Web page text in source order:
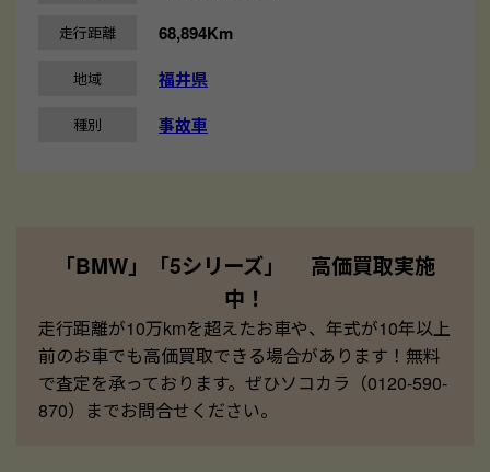
走行距離 68,894Km
地域 福井県
種別 事故車
「BMW」「5シリーズ」 高価買取実施
中！
走行距離が10万kmを超えたお車や、年式が10年以上
前のお車でも高価買取できる場合があります！無料
で査定を承っております。ぜひソコカラ（0120-590-
870）までお問合せください。